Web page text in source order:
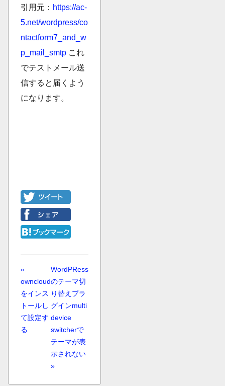
引用元： https://ac-
5.net/wordpress/co
ntactform7_and_w
p_mail_smtp これ
でテストメール送
信すると届くよう
になります。
«
owncloud
をインス
トールし
て設定す
る
WordPRess
のテーマ切
り替えプラ
グインmulti
device
switcherで
テーマが表
示されない
»